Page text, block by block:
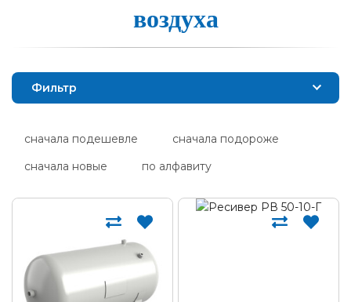
воз­ду­ха
Фильтр
сначала подешевле
сначала подороже
сначала новые
по алфавиту